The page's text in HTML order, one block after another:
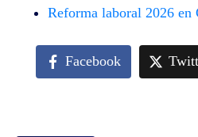
Reforma laboral 2026 en
Facebook